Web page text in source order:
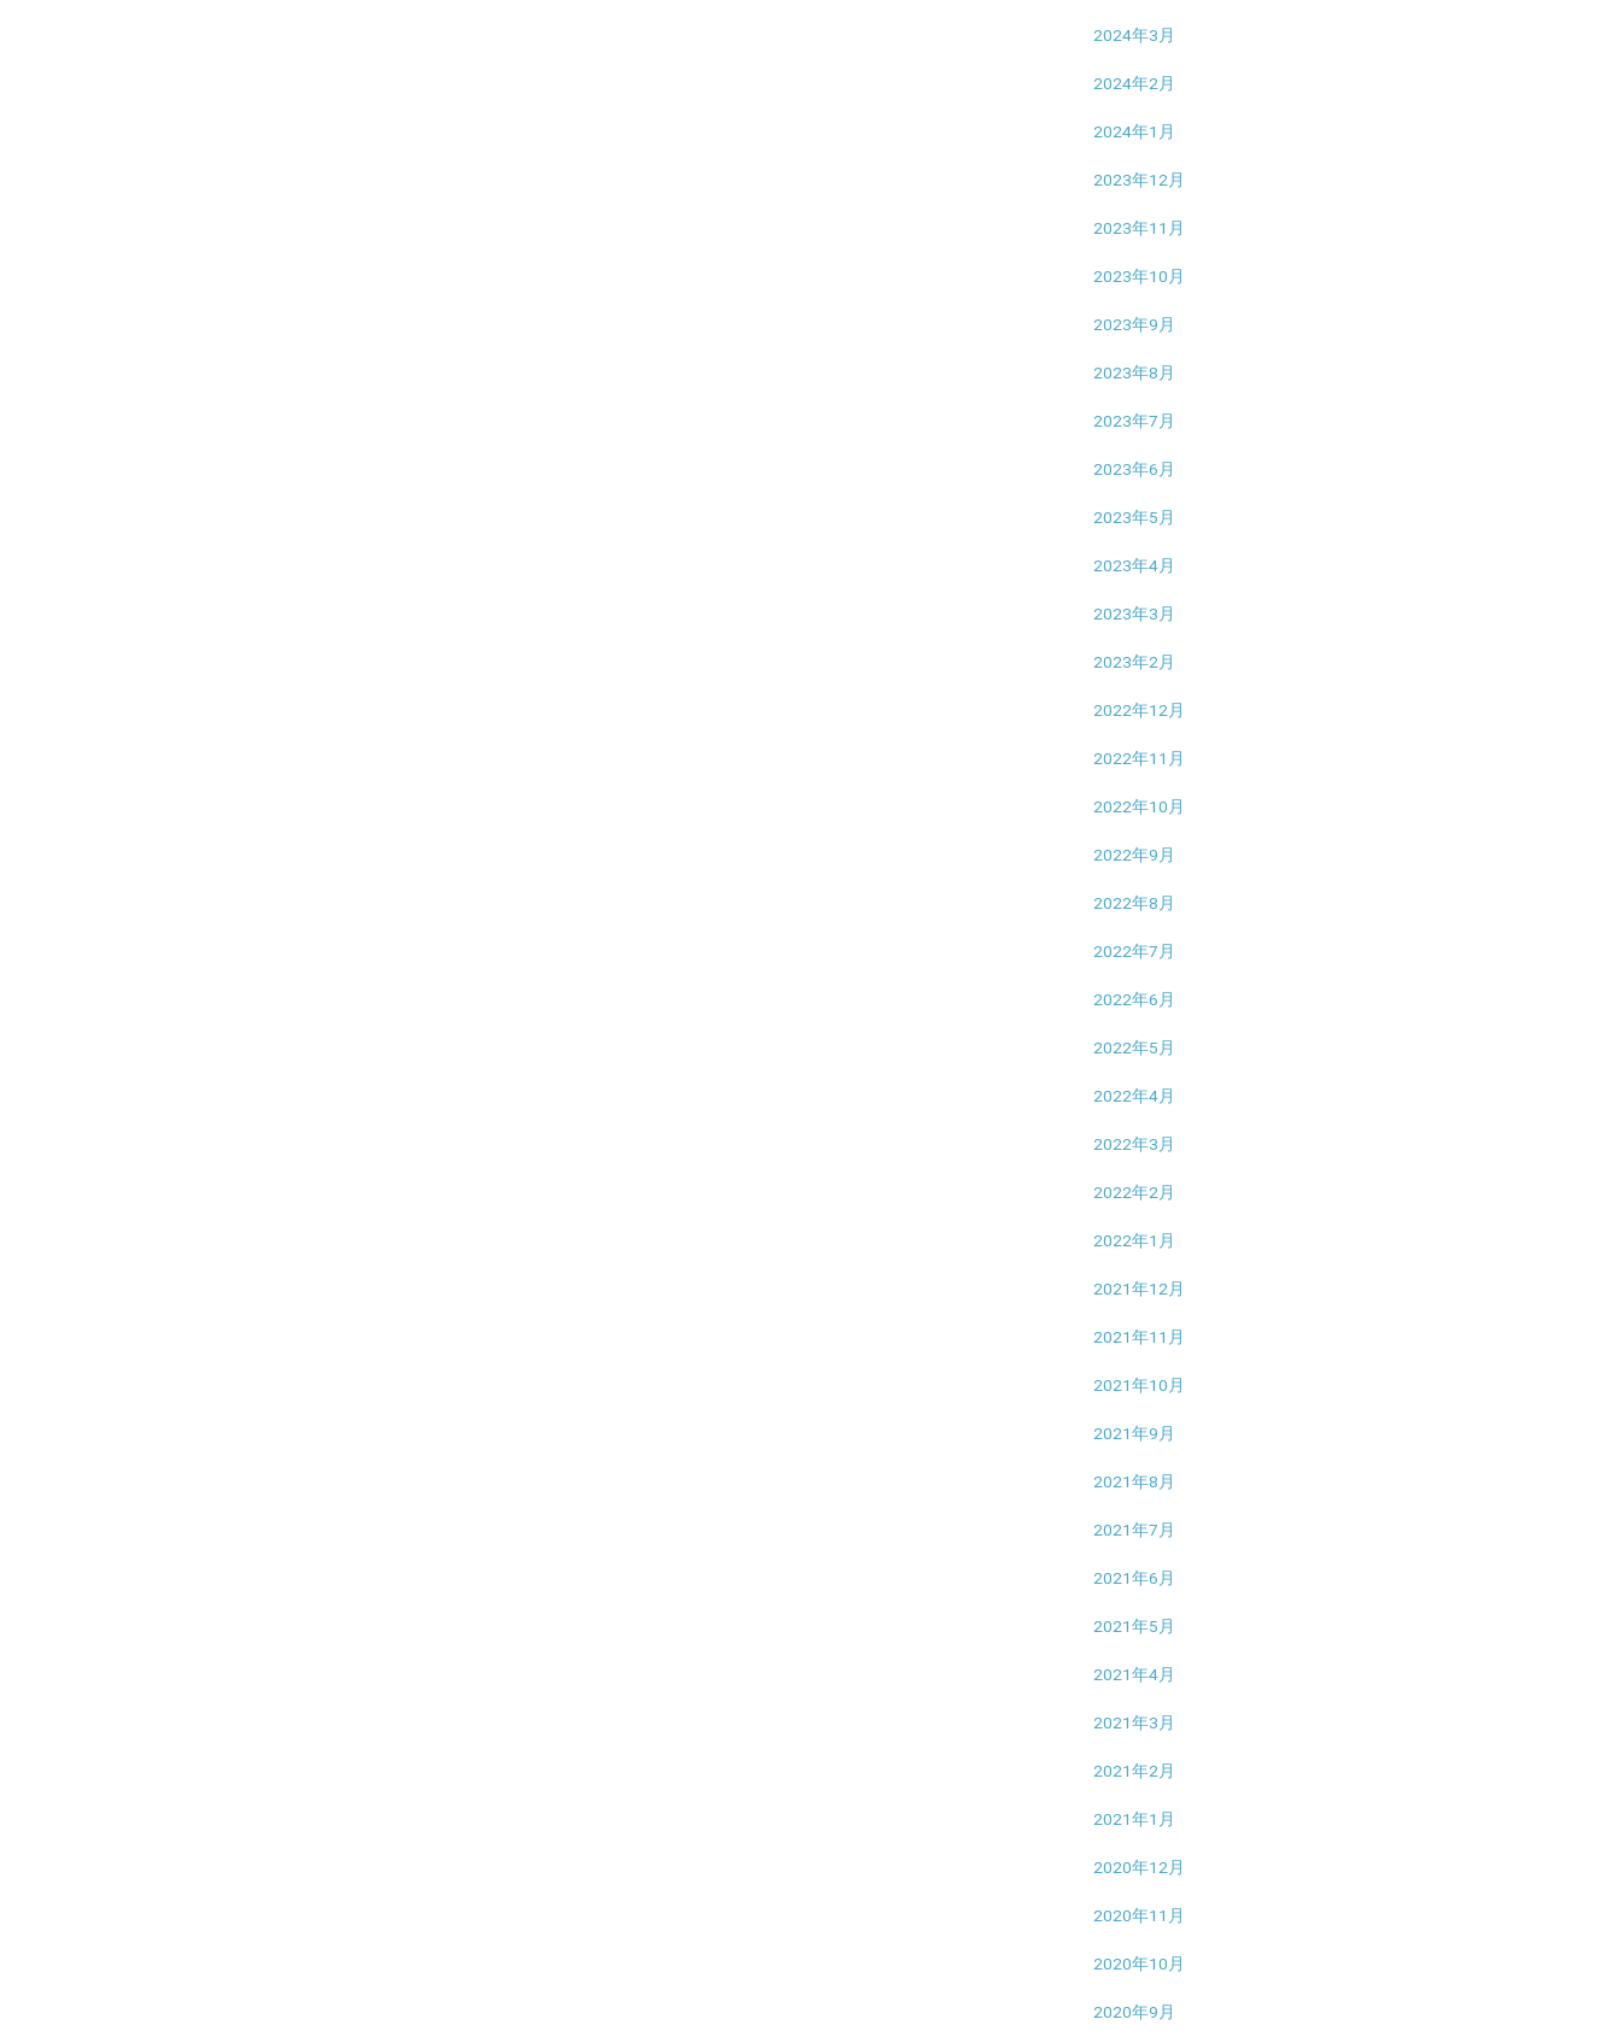
2024年3月
2024年2月
2024年1月
2023年12月
2023年11月
2023年10月
2023年9月
2023年8月
2023年7月
2023年6月
2023年5月
2023年4月
2023年3月
2023年2月
2022年12月
2022年11月
2022年10月
2022年9月
2022年8月
2022年7月
2022年6月
2022年5月
2022年4月
2022年3月
2022年2月
2022年1月
2021年12月
2021年11月
2021年10月
2021年9月
2021年8月
2021年7月
2021年6月
2021年5月
2021年4月
2021年3月
2021年2月
2021年1月
2020年12月
2020年11月
2020年10月
2020年9月